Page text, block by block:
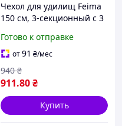
Чехол для удилищ Feima
150 см, 3-секционный с 3
Готово к отправке
от91 ₴/мес
911.80₴
940 ₴
Купить